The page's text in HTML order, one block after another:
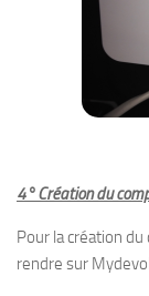
4° Création du
Pour la création
rendre sur